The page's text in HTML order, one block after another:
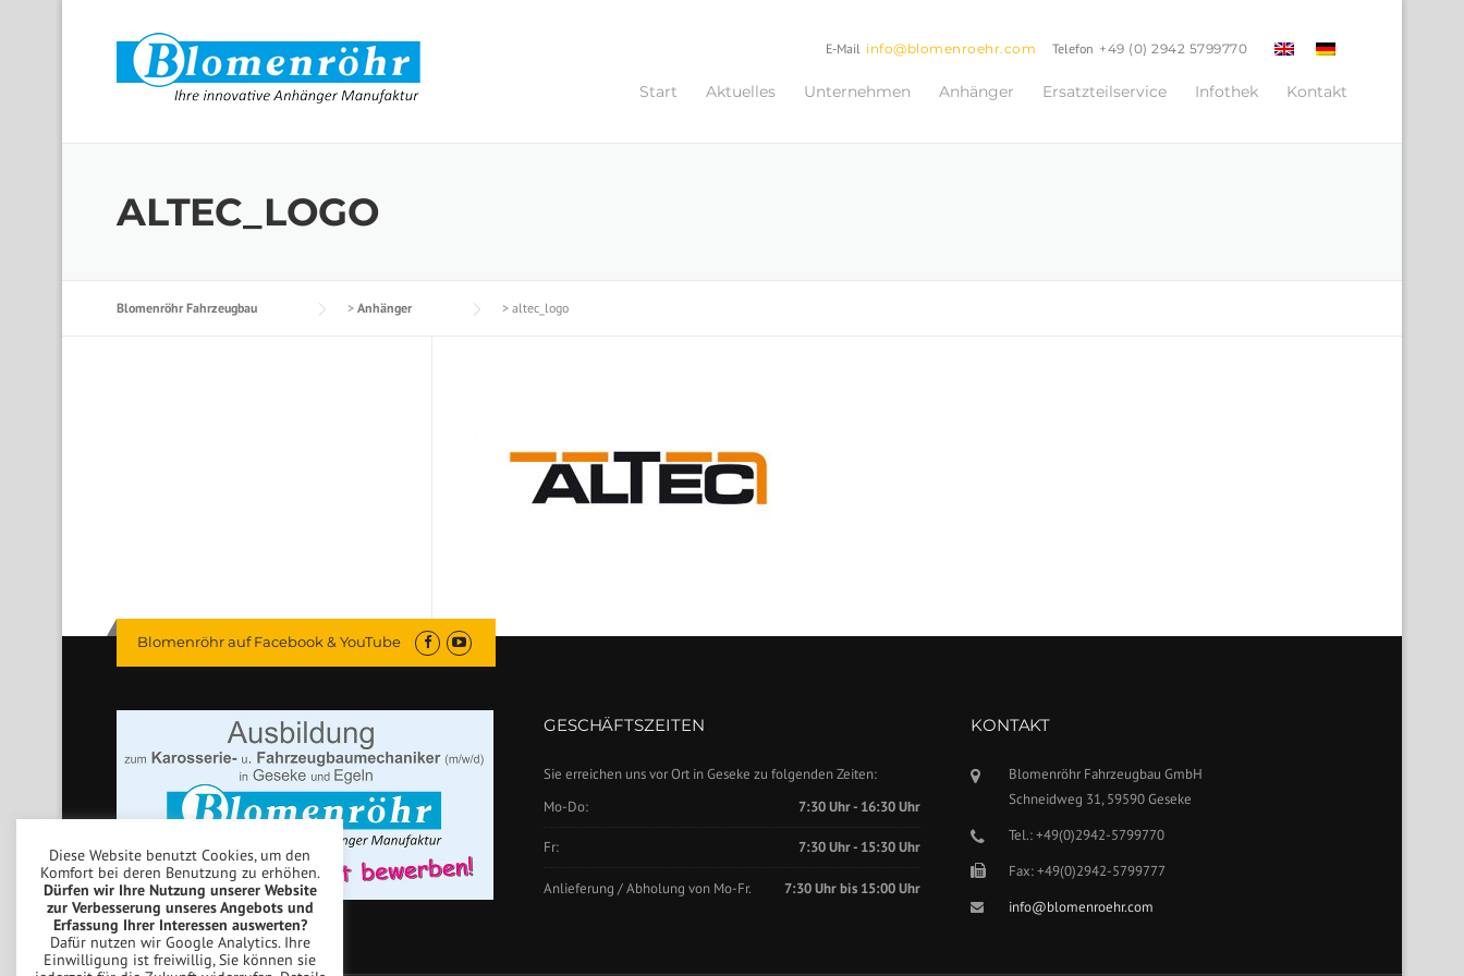
Telefon +49 (0) 2942 5799770
E-Mail info@blomenroehr.com
Start Aktuelles Unternehmen Anhänger Ersatzteilservice Infothek Kontakt
ALTEC_LOGO
Blomenröhr Fahrzeugbau > Anhänger > altec_logo
Blomenröhr auf Facebook & YouTube
GESCHÄFTSZEITEN
Sie erreichen uns vor Ort in Geseke zu folgenden Zeiten:
Mo-Do:
7:30 Uhr - 16:30 Uhr
Fr: 7:30 Uhr - 15:30 Uhr
Anlieferung / Abholung von Mo-Fr. 7:30 Uhr bis 15:00 Uhr
KONTAKT
Blomenröhr Fahrzeugbau GmbH
Schneidweg 31, 59590 Geseke
Tel.: +49(0)2942-5799770
Fax: +49(0)2942-5799777
info@blomenroehr.com
Diese Website benutzt Cookies, um den
Komfort bei deren Benutzung zu erhöhen.
Dürfen wir Ihre Nutzung unserer Website
zur Verbesserung unseres Angebots und
Erfassung Ihrer Interessen auswerten?
Dafür nutzen wir Google Analytics. Ihre
Einwilligung ist freiwillig, Sie können sie